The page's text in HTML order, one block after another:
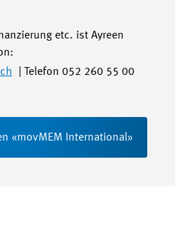
etc. ist Ayreen
| Telefon 052 260 55 00
«movMEM International»